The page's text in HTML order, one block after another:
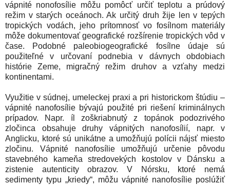
vápnité nonofosílie môžu pomôcť určiť teplotu a prúdový
režim v starých oceánoch. Ak určitý druh žije len v tepých
tropických vodách, jeho prítomnosť vo fosílnom materiály
môže dokumentovať geografické rozšírenie tropických vôd v
čase. Podobné paleobiogeografické fosílne údaje sú
použiteľné v určovaní podnebia v dávnych obdobiach
histórie Zeme, migračný režim druhov a vzťahy medzi
kontinentami.
Využitie v súdnej, umeleckej praxi a pri historickom štúdiu –
vápnité nanofosílie bývajú použité pri riešení kriminálnych
prípadov. Napr. íl zoškriabnutý z topánok podozrivého
zločinca obsahuje druhy vápnitých nanofosílií, napr. v
Anglicku, ktoré sú unikátne a umožňujú polícii nájsť miesto
zločinu. Vápnité nanofosílie umožňujú určenie pôvodu
stavebného kameňa stredovekých kostolov v Dánsku a
zistenie autenticity obrazov. V Nórsku, ktoré nemá
sedimenty typu „kriedy“, môžu vápnité nanofosílie poslúžiť